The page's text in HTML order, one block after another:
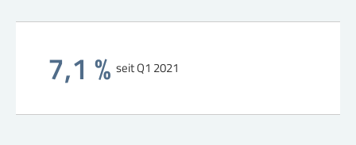
7,1 % seit Q1 2021